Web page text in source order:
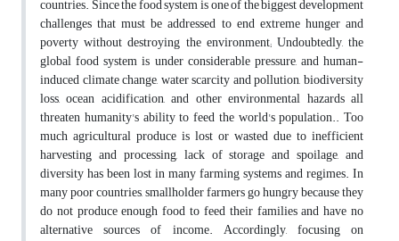
countries. Since the food system is one of the biggest development
challenges that must be addressed to end extreme hunger and
poverty without destroying the environment; Undoubtedly, the
global food system is under considerable pressure, and human-
induced climate change, water scarcity and pollution, biodiversity
loss, ocean acidification, and other environmental hazards all
threaten humanity's ability to feed the world's population.. Too
much agricultural produce is lost or wasted due to inefficient
harvesting and processing, lack of storage and spoilage, and
diversity has been lost in many farming systems and regimes. In
many poor countries, smallholder farmers go hungry because they
do not produce enough food to feed their families and have no
alternative sources of income. Accordingly, focusing on